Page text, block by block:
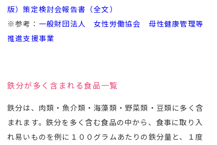
版）策定検討会報告書（全文）
※参考： 一般財団法人 女性労働協会 母性健康管理等
推進支援事業
鉄分が多く含まれる食品一覧
鉄分は、肉類・魚介類・海藻類・野菜類・豆類に多く含
まれます。鉄分を多く含む食品の中から、食事に取り入
れ易いものを例に１００グラムあたりの鉄分量と、１度